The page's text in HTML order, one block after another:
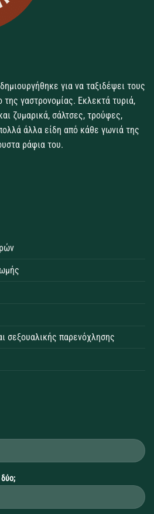
για να ταξιδέψει τους
γαστρονομίας. Εκλεκτά τυριά,
ζυμαρικά, σάλτσες, τρούφες,
άλλα είδη από κάθε γωνιά της
ράφια του.
σεξουαλικής παρενόχλησης